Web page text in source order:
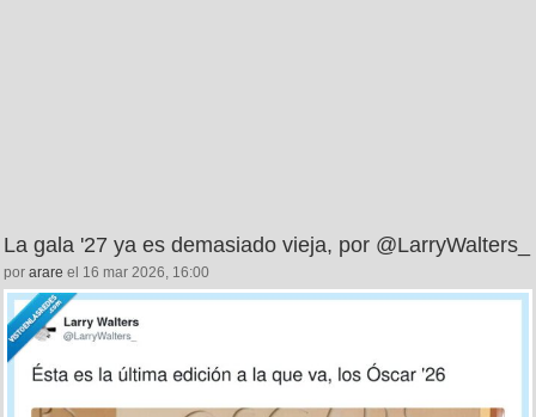
La gala '27 ya es demasiado vieja, por @LarryWalters_
por arare el 16 mar 2026, 16:00